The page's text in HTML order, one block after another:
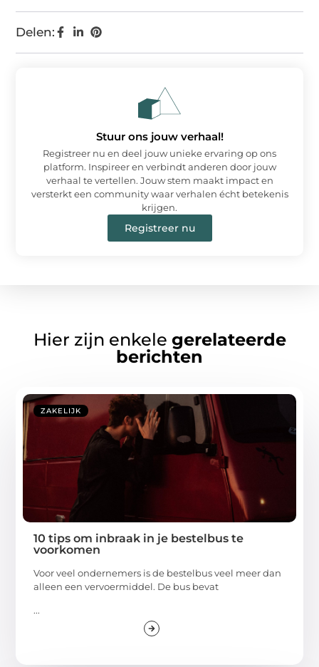
Delen:
Stuur ons jouw verhaal!
Registreer nu en deel jouw unieke ervaring op ons
platform. Inspireer en verbindt anderen door jouw
verhaal te vertellen. Jouw stem maakt impact en
versterkt een community waar verhalen écht betekenis
krijgen.
Registreer nu
Hier zijn enkele gerelateerde
berichten
ZAKELIJK
10 tips om inbraak in je bestelbus te
voorkomen
Voor veel ondernemers is de bestelbus veel meer dan
alleen een vervoermiddel. De bus bevat
...